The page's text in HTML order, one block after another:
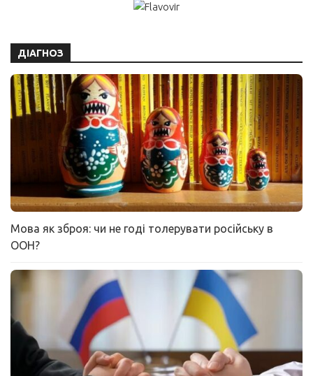
ДІАГНОЗ
Мова як зброя: чи не годі толерувати російську в
ООН?